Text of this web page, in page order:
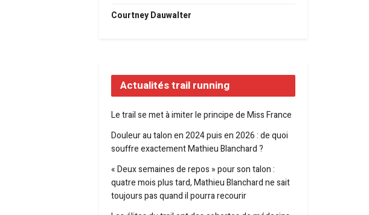
Courtney Dauwalter
Actualités trail running
Le trail se met à imiter le principe de Miss France
Douleur au talon en 2024 puis en 2026 : de quoi
souffre exactement Mathieu Blanchard ?
« Deux semaines de repos » pour son talon :
quatre mois plus tard, Mathieu Blanchard ne sait
toujours pas quand il pourra recourir